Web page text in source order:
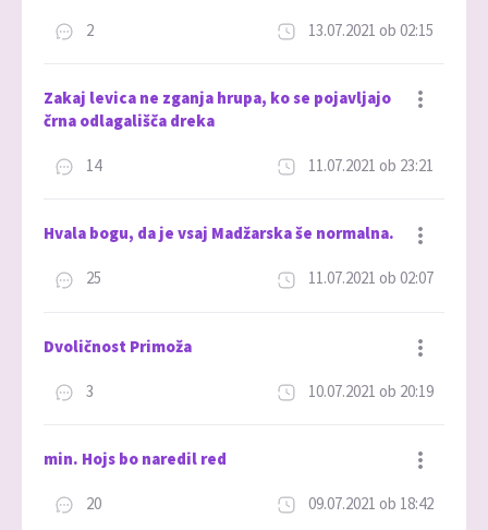
2 13.07.2021 ob 02:15
Zakaj levica ne zganja hrupa, ko se pojavljajo
črna odlagališča dreka
14 11.07.2021 ob 23:21
Dodaj med priljubljene
Hvala bogu, da je vsaj Madžarska še normalna.
25 11.07.2021 ob 02:07
Dvoličnost Primoža
3 10.07.2021 ob 20:19
min. Hojs bo naredil red
20 09.07.2021 ob 18:42